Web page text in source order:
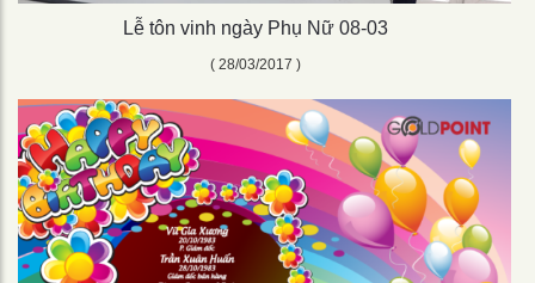
Lễ tôn vinh ngày Phụ Nữ 08-03
( 28/03/2017 )